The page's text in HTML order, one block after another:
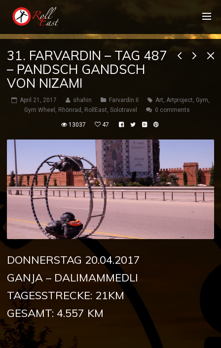
31. FARVARDIN – TAG 487
– PANDSCH GANDSCH
VON NIZAMI
April 21, 2017 shahin Farvardin II Art, Artproject, Gym,
Gym Wheel , Rhönrad , RollEast, Solotravel 0 comments
13037 47
DONNERSTAG 20.04.2017
GANJA – DALIMAMMEDLI
TAGESSTRECKE: 21KM
GESAMT: 4.557 KM